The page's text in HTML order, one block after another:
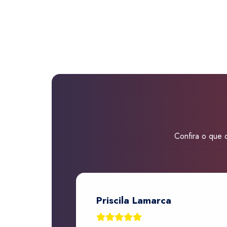
Confira o que
Priscila Lamarca